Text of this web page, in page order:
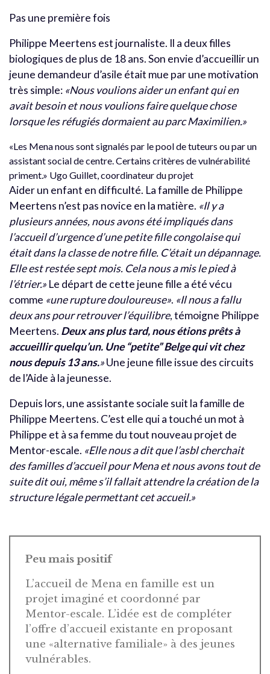
Pas une première fois
Philippe Meertens est journaliste. Il a deux filles
biologiques de plus de 18 ans. Son envie d’accueillir un
jeune demandeur d’asile était mue par une motivation
très simple: «Nous voulions aider un enfant qui en
avait besoin et nous voulions faire quelque chose
lorsque les réfugiés dormaient au parc Maximilien.»
«Les Mena nous sont signalés par le pool de tuteurs ou par un
assistant social de centre. Certains critères de vulnérabilité
priment.» Ugo Guillet, coordinateur du projet
Aider un enfant en difficulté. La famille de Philippe
Meertens n’est pas novice en la matière. «Il y a
plusieurs années, nous avons été impliqués dans
l’accueil d’urgence d’une petite fille congolaise qui
était dans la classe de notre fille. C’était un dépannage.
Elle est restée sept mois. Cela nous a mis le pied à
l’étrier.» Le départ de cette jeune fille a été vécu
comme «une rupture douloureuse». «Il nous a fallu
deux ans pour retrouver l’équilibre, témoigne Philippe
Meertens. Deux ans plus tard, nous étions prêts à
accueillir quelqu’un. Une “petite” Belge qui vit chez
nous depuis 13 ans.»Une jeune fille issue des circuits
de l’Aide à la jeunesse.
Depuis lors, une assistante sociale suit la famille de
Philippe Meertens. C’est elle qui a touché un mot à
Philippe et à sa femme du tout nouveau projet de
Mentor-escale. «Elle nous a dit que l’asbl cherchait
des familles d’accueil pour Mena et nous avons tout de
suite dit oui, même s’il fallait attendre la création de la
structure légale permettant cet accueil.»
Peu mais positif
L’accueil de Mena en famille est un
projet imaginé et coordonné par
Mentor-escale. L’idée est de compléter
l’offre d’accueil existante en proposant
une «alternative familiale» à des jeunes
vulnérables.